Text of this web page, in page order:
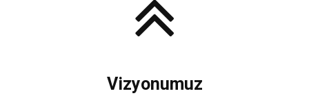
Vizyonumuz